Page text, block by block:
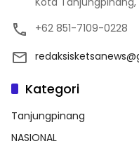
+62 851-7109-0228
Kategori
Tanjungpinang
NASIONAL